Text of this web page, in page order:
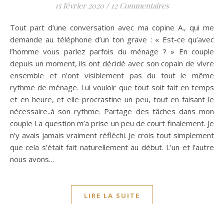
15 février 2020 / 12 Commentaires
Tout part d’une conversation avec ma copine A., qui me
demande au téléphone d’un ton grave : « Est-ce qu’avec
l’homme vous parlez parfois du ménage ? » En couple
depuis un moment, ils ont décidé avec son copain de vivre
ensemble et n’ont visiblement pas du tout le même
rythme de ménage. Lui vouloir que tout soit fait en temps
et en heure, et elle procrastine un peu, tout en faisant le
nécessaire..à son rythme. Partage des tâches dans mon
couple La question m’a prise un peu de court finalement. Je
n’y avais jamais vraiment réfléchi. Je crois tout simplement
que cela s’était fait naturellement au début. L’un et l’autre
nous avons…
LIRE LA SUITE